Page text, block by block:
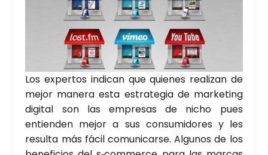
Los exper­tos indi­can que quie­nes rea­li­zan de
mejor mane­ra esta estra­te­gia de mar­ke­ting
digi­tal son las empre­sas de nicho pues
entien­den mejor a sus con­su­mi­do­res y les
resul­ta más fácil comu­ni­car­se. Algu­nos de los